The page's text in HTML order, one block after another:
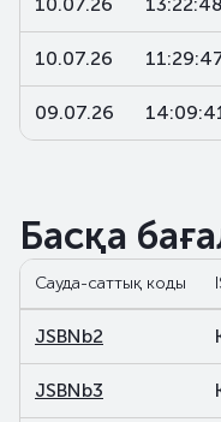
10.07.26
09.07.26
Басқа
Сауда-саттық коды
JSBNb2
JSBNb3